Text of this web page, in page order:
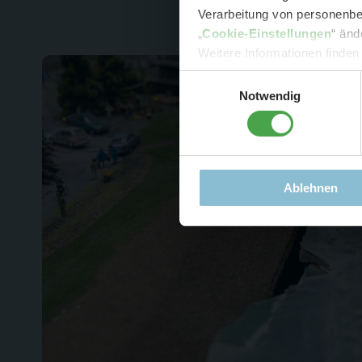
Verarbeitung von
„Cookie-Einstellungen“
Weitere Informationen
Notwendig
Ablehnen
-
-